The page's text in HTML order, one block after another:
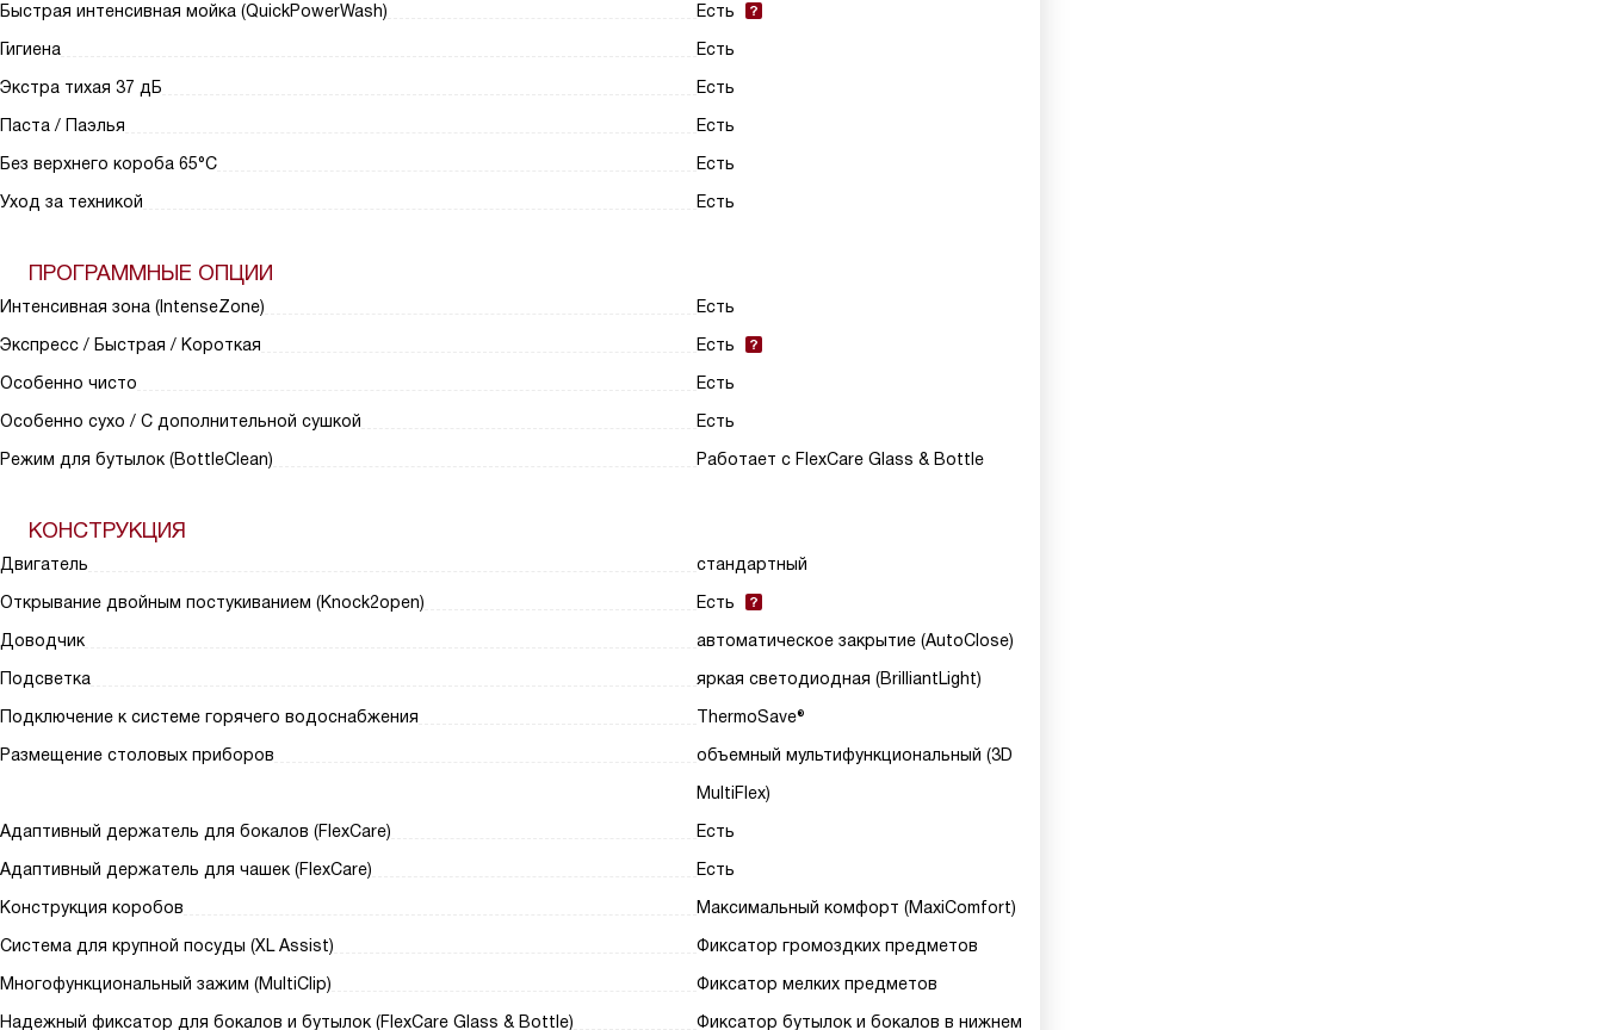
Быстрая интенсивная мойка (QuickPowerWash)
Есть
Гигиена
Есть
Экстра тихая 37 дБ
Есть
Паста / Паэлья
Есть
Без верхнего короба 65°C
Есть
Уход за техникой
Есть
ПРОГРАММНЫЕ ОПЦИИ
Интенсивная зона (IntenseZone)
Есть
Экспресс / Быстрая / Короткая
Есть
Особенно чисто
Есть
Особенно сухо / С дополнительной сушкой
Есть
Режим для бутылок (BottleClean)
Работает с FlexCare Glass & Bottle
КОНСТРУКЦИЯ
Двигатель
стандартный
Открывание двойным постукиванием (Knock2open)
Есть
Доводчик
автоматическое закрытие (AutoClose)
Подсветка
яркая светодиодная (BrilliantLight)
Подключение к системе горячего водоснабжения
ThermoSave®
Размещение столовых приборов
объемный мультифункциональный (3D
MultiFlex)
Адаптивный держатель для бокалов (FlexCare)
Есть
Адаптивный держатель для чашек (FlexCare)
Есть
Конструкция коробов
Максимальный комфорт (MaxiComfort)
Система для крупной посуды (XL Assist)
Фиксатор громоздких предметов
Многофункциональный зажим (MultiClip)
Фиксатор мелких предметов
Надежный фиксатор для бокалов и бутылок (FlexCare Glass & Bottle)
Фиксатор бутылок и бокалов в нижнем